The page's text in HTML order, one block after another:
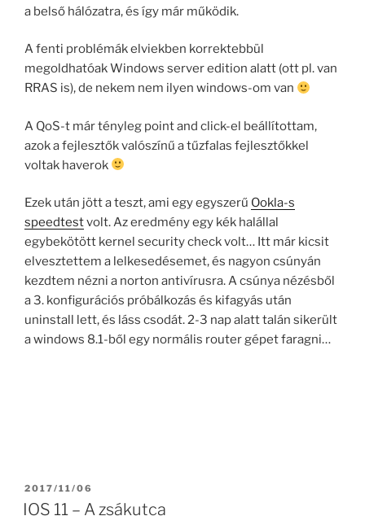
a belső hálózatra, és így már működik.
A fenti problémák elviekben korrektebbül
megoldhatóak Windows server edition alatt (ott pl. van
RRAS is), de nekem nem ilyen windows-om van
A QoS-t már tényleg point and click-el beállítottam,
azok a fejlesztők valószínű a tűzfalas fejlesztőkkel
voltak haverok
Ezek után jött a teszt, ami egy egyszerű Ookla-s
speedtestvolt. Az eredmény egy kék halállal
egybekötött kernel security check volt… Itt már kicsit
elvesztettem a lelkesedésemet, és nagyon csúnyán
kezdtem nézni a norton antivírusra. A csúnya nézésből
a 3. konfigurációs próbálkozás és kifagyás után
uninstall lett, és láss csodát. 2-3 nap alatt talán sikerült
a windows 8.1-ből egy normális router gépet faragni…
POSTED
ON
2017/11/06
IOS 11 – A zsákutca